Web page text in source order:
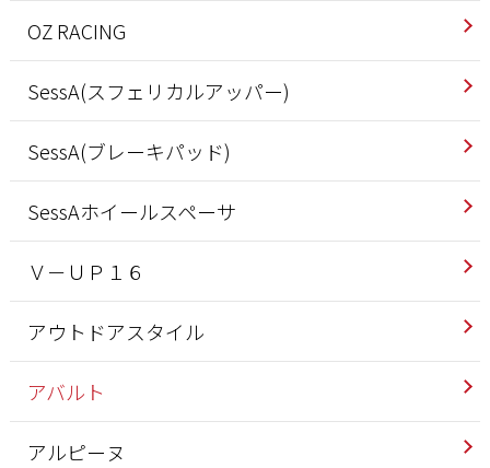
OZ RACING
SessA(スフェリカルアッパー)
SessA(ブレーキパッド)
SessAホイールスペーサ
Ｖ－ＵＰ１６
アウトドアスタイル
アバルト
アルピーヌ